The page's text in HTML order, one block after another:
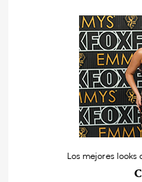
Los mejores looks